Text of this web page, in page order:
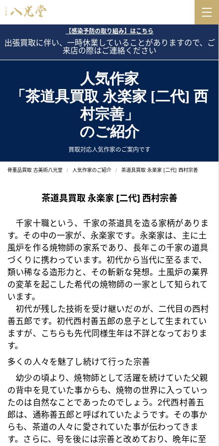
【感染予防の取り組み】はこちら
出張買取に伴い、一時休業していることがありますので、ご
来店の際はご連絡ください
人気作家
「茶道具買取 永楽家 [二代] 西
村宗善」
のご紹介
買取対応人気作家のご案内です
骨董品買取 古美術八光堂 人気作家のご紹介 茶道具買取 永楽家 [二代] 西村宗善
茶道具買取 永楽家 [二代] 西村宗善
千家十職という、千家の茶道具を造る家柄がありま
す。その中の一家が、永楽家です。永楽家は、主に土
風炉を作る焼物師の家系であり、長年この千家の道具
づくりに携わっています。初代から当代に至るまで、
類い稀なる造形力と、その斬新な発想。土風炉の業界
の変革を起こした希代の焼物師の一家として知られて
います。
初代が残した技術を受け継いだのが、二代目の西村
善五郎です。初代西村善五郎の息子として生まれてい
ますが、こちらも先代同様生年は不詳となっておりま
す。
多くの人々を魅了し続けて行った宗善
幼少の頃より、焼物師として活躍を続けていた父親
の背中を見ていた事からも、焼物の世界に入っていっ
たのは自然なことであったのでしょう。2代西村善五
郎は、通称善五郎と呼ばれていたようです。その事か
らも、 茶道の人々に愛されていた事が伝わってきま
す。さらに、号を後には宗善と改めており、晩年に至